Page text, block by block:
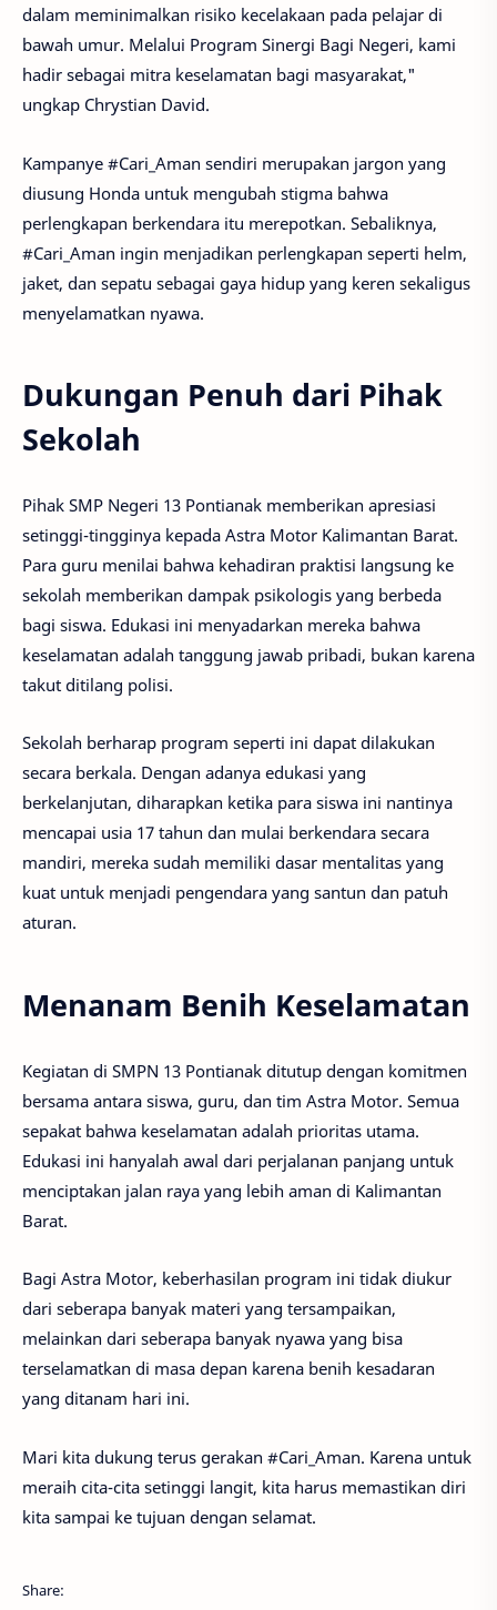
dalam meminimalkan risiko kecelakaan pada pelajar di
bawah umur. Melalui Program Sinergi Bagi Negeri, kami
hadir sebagai mitra keselamatan bagi masyarakat,"
ungkap Chrystian David.
Kampanye #Cari_Aman sendiri merupakan jargon yang
diusung Honda untuk mengubah stigma bahwa
perlengkapan berkendara itu merepotkan. Sebaliknya,
#Cari_Aman ingin menjadikan perlengkapan seperti helm,
jaket, dan sepatu sebagai gaya hidup yang keren sekaligus
menyelamatkan nyawa.
Dukungan Penuh dari Pihak
Sekolah
Pihak SMP Negeri 13 Pontianak memberikan apresiasi
setinggi-tingginya kepada Astra Motor Kalimantan Barat.
Para guru menilai bahwa kehadiran praktisi langsung ke
sekolah memberikan dampak psikologis yang berbeda
bagi siswa. Edukasi ini menyadarkan mereka bahwa
keselamatan adalah tanggung jawab pribadi, bukan karena
takut ditilang polisi.
Sekolah berharap program seperti ini dapat dilakukan
secara berkala. Dengan adanya edukasi yang
berkelanjutan, diharapkan ketika para siswa ini nantinya
mencapai usia 17 tahun dan mulai berkendara secara
mandiri, mereka sudah memiliki dasar mentalitas yang
kuat untuk menjadi pengendara yang santun dan patuh
aturan.
Menanam Benih Keselamatan
Kegiatan di SMPN 13 Pontianak ditutup dengan komitmen
bersama antara siswa, guru, dan tim Astra Motor. Semua
sepakat bahwa keselamatan adalah prioritas utama.
Edukasi ini hanyalah awal dari perjalanan panjang untuk
menciptakan jalan raya yang lebih aman di Kalimantan
Barat.
Bagi Astra Motor, keberhasilan program ini tidak diukur
dari seberapa banyak materi yang tersampaikan,
melainkan dari seberapa banyak nyawa yang bisa
terselamatkan di masa depan karena benih kesadaran
yang ditanam hari ini.
Mari kita dukung terus gerakan #Cari_Aman. Karena untuk
meraih cita-cita setinggi langit, kita harus memastikan diri
kita sampai ke tujuan dengan selamat.